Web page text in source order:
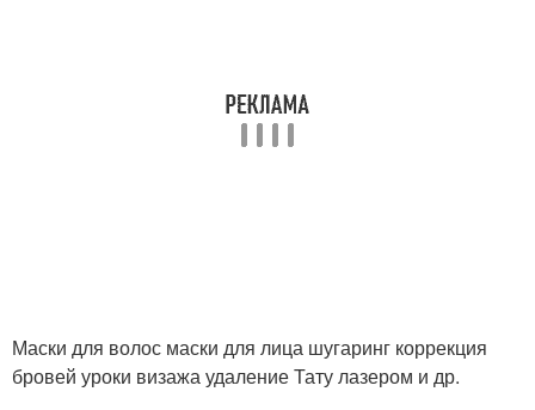
Маски для волос маски для лица шугаринг коррекция
бровей уроки визажа удаление Тату лазером и др.